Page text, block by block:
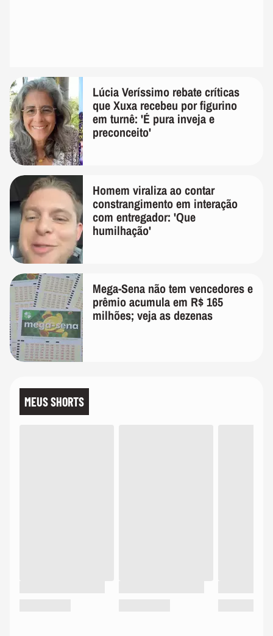
Lúcia Veríssimo rebate críticas
que Xuxa recebeu por figurino
em turnê: 'É pura inveja e
preconceito'
Homem viraliza ao contar
constrangimento em interação
com entregador: 'Que
humilhação'
Mega-Sena não tem vencedores e
prêmio acumula em R$ 165
milhões; veja as dezenas
MEUS SHORTS